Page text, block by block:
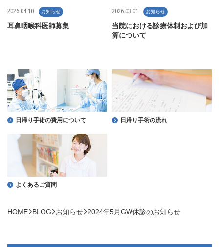
2026.04.10 お知らせ
耳鼻咽喉科医師募集
2026.03.01 お知らせ
当院における診療体制および加
算について
日帰り手術の費用について 日帰り手術の流れ
よくあるご質問
HOME BLOG お知らせ 2024年5月GW休診のお知らせ